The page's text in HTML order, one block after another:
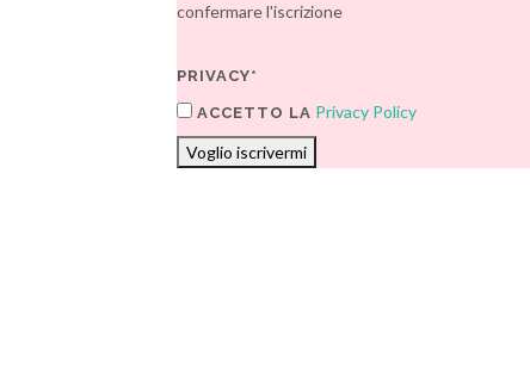
confermare l'iscrizione
PRIVACY*
ACCETTO LA Privacy Policy
Voglio iscrivermi